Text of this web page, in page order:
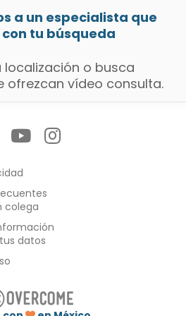
a un especialista que
tu búsqueda
o busca
ofrezcan vídeo consulta.
colega
datos